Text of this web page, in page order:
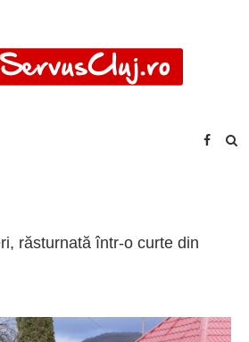
răsturnată într-o curte din